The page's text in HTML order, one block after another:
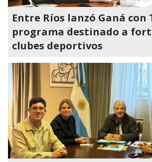
Entre Ríos lanzó Ganá con
programa destinado a
clubes deportivos